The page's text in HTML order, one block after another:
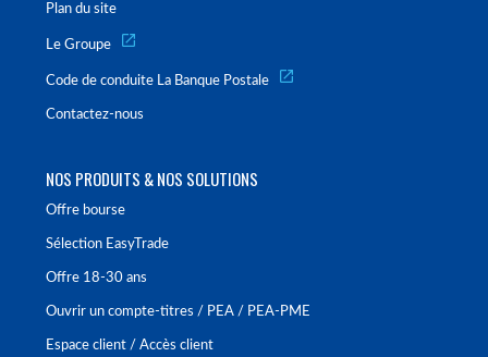
Plan du site
Le Groupe
Code de conduite La Banque Postale
Contactez-nous
NOS PRODUITS & NOS SOLUTIONS
Offre bourse
Sélection EasyTrade
Offre 18-30 ans
Ouvrir un compte-titres / PEA / PEA-PME
Espace client / Accès client